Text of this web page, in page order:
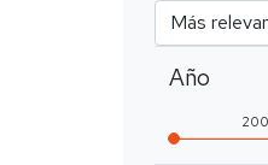
Año